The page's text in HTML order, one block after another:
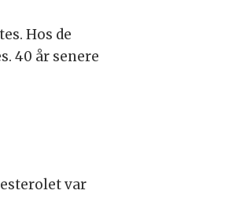
Hos de
40 år senere
var